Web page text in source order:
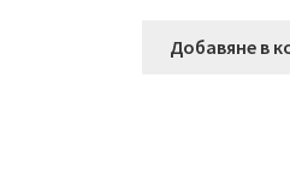
Добавяне в